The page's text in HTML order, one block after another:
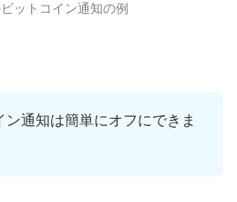
ットコイン通知の例
ン通知は簡単にオフにできま